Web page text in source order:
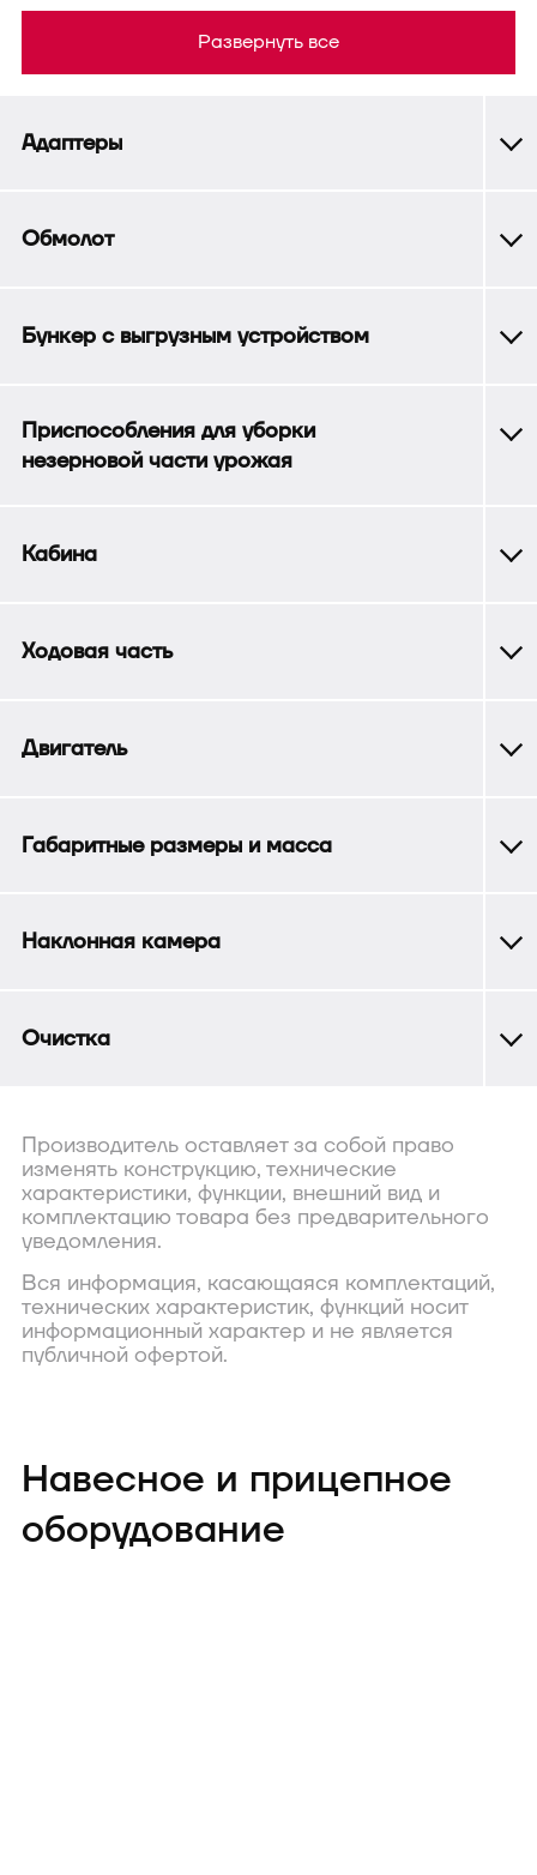
Адаптеры
Обмолот
Бункер с выгрузным устройством
Приспособления для уборки
незерновой части урожая
Кабина
Ходовая часть
Двигатель
Габаритные размеры и масса
Наклонная камера
Очистка
Развернуть все
Производитель оставляет за собой право
изменять конструкцию, технические
характеристики, функции, внешний вид и
комплектацию товара без предварительного
уведомления.
Вся информация, касающаяся комплектаций,
технических характеристик, функций носит
информационный характер и не является
публичной офертой.
Навесное и прицепное
оборудование